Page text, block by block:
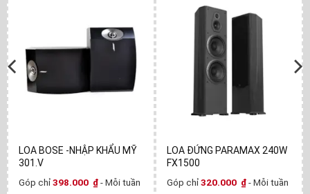
LOA BOSE -NHẬP KHẨU MỸ
301.V
Góp chỉ398.000 ₫- Mỗi tuần
LOA ĐỨNG PARAMAX 240W
FX1500
Góp chỉ320.000 ₫- Mỗi tuần